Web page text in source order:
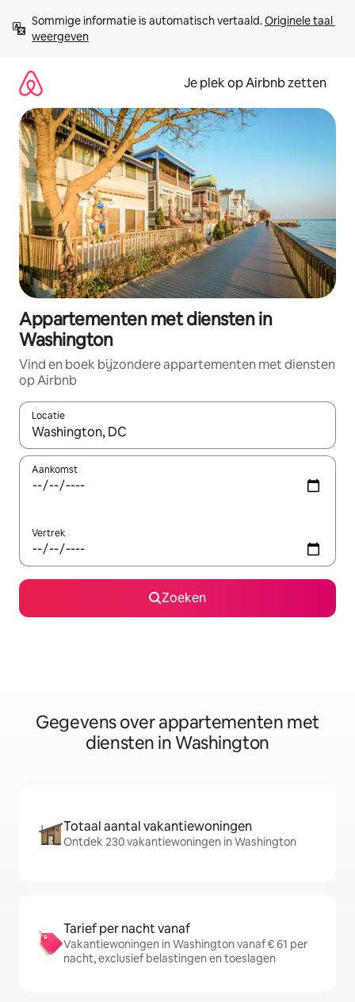
direct
naar
Sommige informatie is automatisch vertaald. Originele taal
weergeven
Je plek op Airbnb zetten
Appartementen met diensten in
Washington
Vind en boek bijzondere appartementen met diensten
op Airbnb
Locatie
Wanneer er resultaten beschikbaar zijn, maak je een keuze
Aankomst
Vertrek
Zoeken
Gegevens over appartementen met
diensten in Washington
Totaal aantal vakantiewoningen
Ontdek 230 vakantiewoningen in Washington
Tarief per nacht vanaf
Vakantiewoningen in Washington vanaf € 61 per
nacht, exclusief belastingen en toeslagen